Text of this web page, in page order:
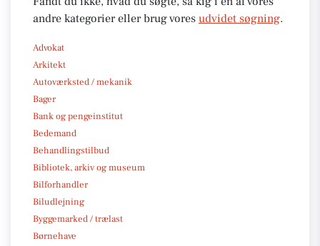
andre kategorier eller brug vores udvidet søgning.
Advokat
Arkitekt
Autoværksted / mekanik
Bager
Bank og pengeinstitut
Bedemand
Behandlingstilbud
Bibliotek, arkiv og museum
Bilforhandler
Biludlejning
Byggemarked / trælast
Børnehave